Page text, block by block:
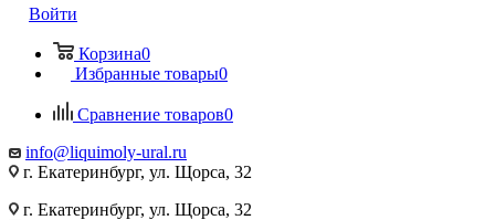
Войти
Корзина0
Избранные товары0
Сравнение товаров0
info@liquimoly-ural.ru
г. Екатеринбург, ул. Щорса, 32
г. Екатеринбург, ул. Щорса, 32